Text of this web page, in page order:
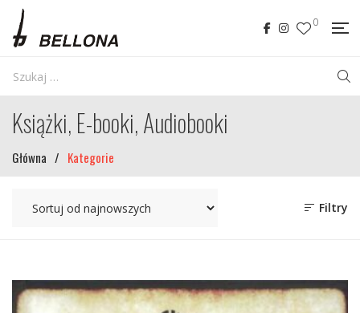
0
Książki, E-booki, Audiobooki
Główna / Kategorie
Filtry